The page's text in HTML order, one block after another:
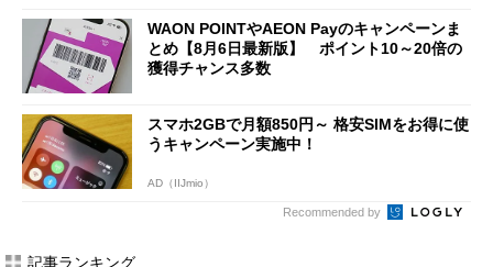
WAON POINTやAEON Payのキャンペーンま
とめ【8月6日最新版】 ポイント10～20倍の
獲得チャンス多数
スマホ2GBで月額850円～ 格安SIMをお得に使
うキャンペーン実施中！
AD（IIJmio）
Recommended by
記事ランキング